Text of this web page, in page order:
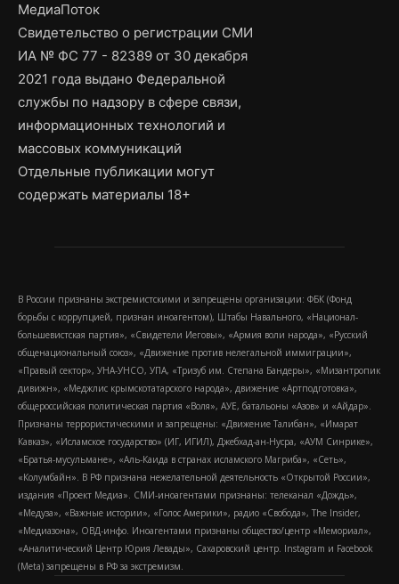
МедиаПоток
Свидетельство о регистрации СМИ
ИА № ФС 77 - 82389 от 30 декабря
2021 года выдано Федеральной
службы по надзору в сфере связи,
информационных технологий и
массовых коммуникаций
Отдельные публикации могут
содержать материалы 18+
В России признаны экстремистскими и запрещены организации: ФБК (Фонд
борьбы с коррупцией, признан иноагентом), Штабы Навального, «Национал-
большевистская партия», «Свидетели Иеговы», «Армия воли народа», «Русский
общенациональный союз», «Движение против нелегальной иммиграции»,
«Правый сектор», УНА-УНСО, УПА, «Тризуб им. Степана Бандеры», «Мизантропик
дивижн», «Меджлис крымскотатарского народа», движение «Артподготовка»,
общероссийская политическая партия «Воля», АУЕ, батальоны «Азов» и «Айдар».
Признаны террористическими и запрещены: «Движение Талибан», «Имарат
Кавказ», «Исламское государство» (ИГ, ИГИЛ), Джебхад-ан-Нусра, «АУМ Синрике»,
«Братья-мусульмане», «Аль-Каида в странах исламского Магриба», «Сеть»,
«Колумбайн». В РФ признана нежелательной деятельность «Открытой России»,
издания «Проект Медиа». СМИ-иноагентами признаны: телеканал «Дождь»,
«Медуза», «Важные истории», «Голос Америки», радио «Свобода», The Insider,
«Медиазона», ОВД-инфо. Иноагентами признаны общество/центр «Мемориал»,
«Аналитический Центр Юрия Левады», Сахаровский центр. Instagram и Facebook
(Metа) запрещены в РФ за экстремизм.